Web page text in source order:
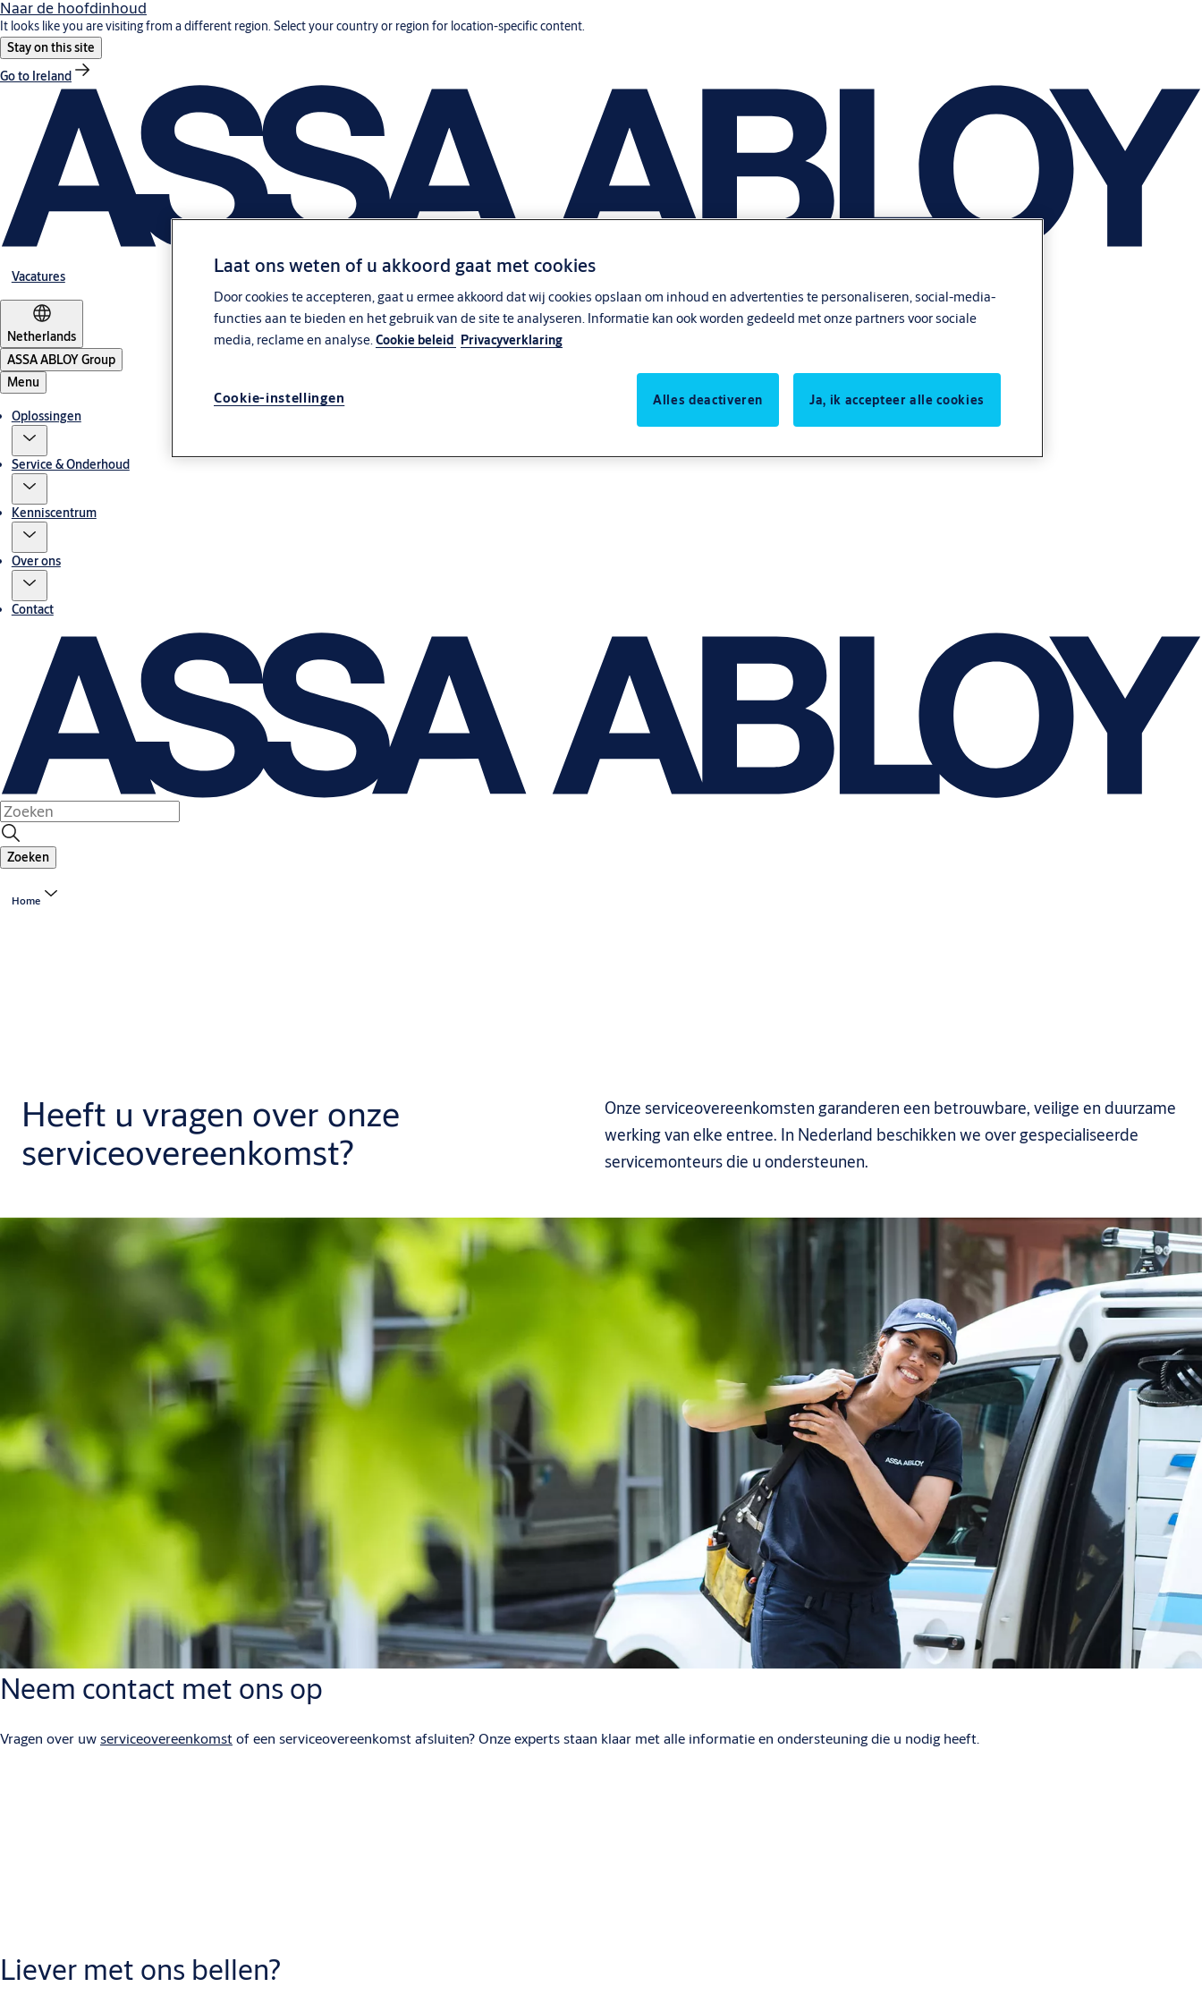
Naar de hoofdinhoud
It looks like you are visiting from a different region. Select your country or region for location-specific content.
Stay on this site
Go to Ireland
Vacatures
Netherlands
ASSA ABLOY Group
Menu
Oplossingen
Service & Onderhoud
Kenniscentrum
Over ons
Contact
Zoeken
Home
Heeft u vragen over onze
serviceovereenkomst?
Onze serviceovereenkomsten garanderen een betrouwbare, veilige en duurzame
werking van elke entree. In Nederland beschikken we over gespecialiseerde
servicemonteurs die u ondersteunen.
Neem contact met ons op
Vragen over uwserviceovereenkomstof een serviceovereenkomst afsluiten? Onze experts staan klaar met alle informatie en ondersteuning die u nodig heeft.
Liever met ons bellen?
Laat ons weten of u akkoord gaat met cookies
Door cookies te accepteren, gaat u ermee akkoord dat wij cookies opslaan om inhoud en advertenties te personaliseren, social-media-
functies aan te bieden en het gebruik van de site te analyseren. Informatie kan ook worden gedeeld met onze partners voor sociale
media, reclame en analyse.Cookie beleid Privacyverklaring
Cookie-instellingen Alles deactiveren Ja, ik accepteer alle cookies